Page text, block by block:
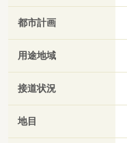
都市計画
用途地域
接道状況
地目